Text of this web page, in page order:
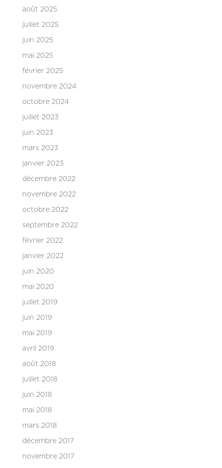
août 2025
juillet 2025
juin 2025
mai 2025
février 2025
novembre 2024
octobre 2024
juillet 2023
juin 2023
mars 2023
janvier 2023
décembre 2022
novembre 2022
octobre 2022
septembre 2022
février 2022
janvier 2022
juin 2020
mai 2020
juillet 2019
juin 2019
mai 2019
avril 2019
août 2018
juillet 2018
juin 2018
mai 2018
mars 2018
décembre 2017
novembre 2017